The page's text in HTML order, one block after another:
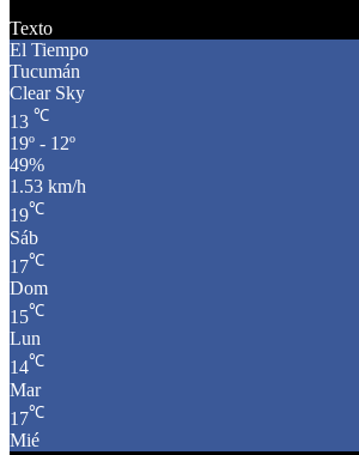
Texto
El Tiempo
Tucumán
Clear Sky
13 ℃
19º - 12º
49%
1.53 km/h
19℃
Sáb
17℃
Dom
15℃
Lun
14℃
Mar
17℃
Mié